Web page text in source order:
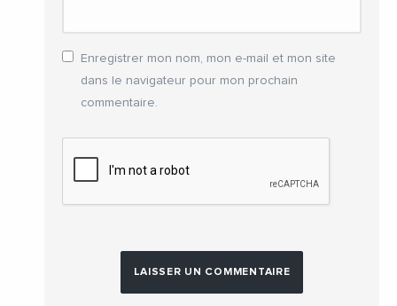
Enregistrer mon nom, mon e-mail et mon site
dans le navigateur pour mon prochain
commentaire.